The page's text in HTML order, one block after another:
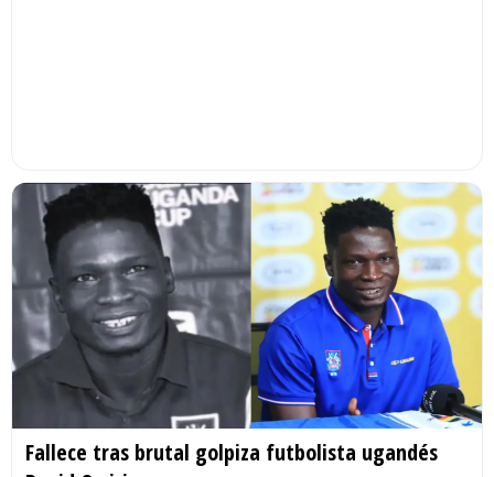
Fallece tras brutal golpiza futbolista ugandés